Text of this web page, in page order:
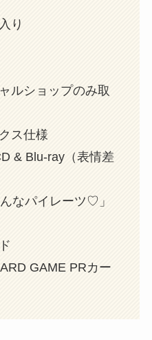
り
ルショップのみ取
ス仕様
& Blu-ray（表情差
なパイレーツ♡」
GAME PRカー